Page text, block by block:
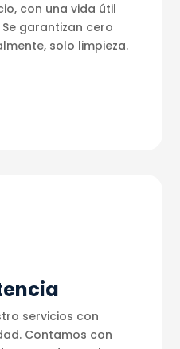
con una vida útil
garantizan cero
solo limpieza.
servicios con
Contamos con